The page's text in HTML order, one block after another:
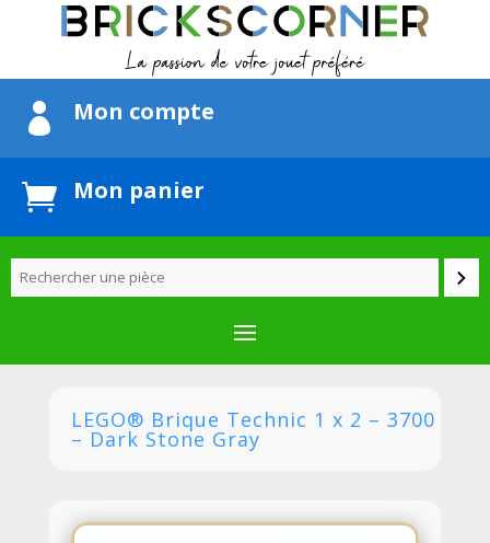
 Mon compte
 Mon panier
LEGO® Brique Technic 1 x 2 – 3700
– Dark Stone Gray